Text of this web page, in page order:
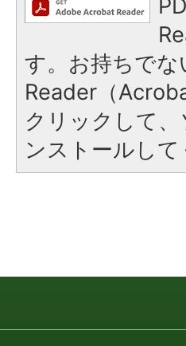
す。お持ちで
Reader（
クリックして
ンストールして